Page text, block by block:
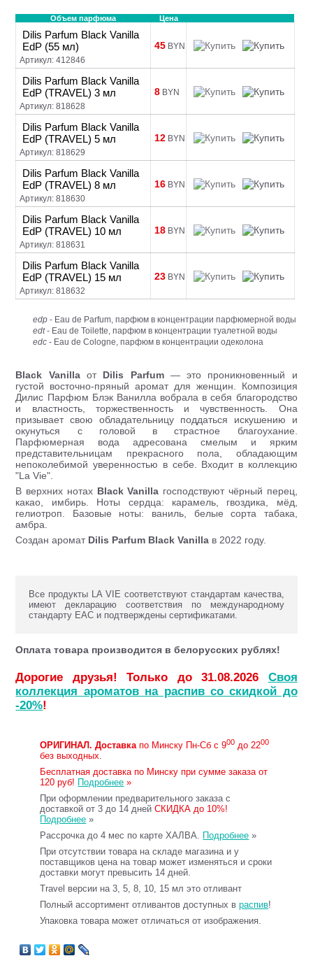
Объем парфюма Цена
Dilis Parfum Black Vanilla
EdP (55 мл)
Артикул: 412846
45 BYN
Dilis Parfum Black Vanilla
EdP (TRAVEL) 3 мл
Артикул: 818628
8 BYN
Dilis Parfum Black Vanilla
EdP (TRAVEL) 5 мл
Артикул: 818629
12 BYN
Dilis Parfum Black Vanilla
EdP (TRAVEL) 8 мл
Артикул: 818630
16 BYN
Dilis Parfum Black Vanilla
EdP (TRAVEL) 10 мл
Артикул: 818631
18 BYN
Dilis Parfum Black Vanilla
EdP (TRAVEL) 15 мл
Артикул: 818632
23 BYN
edp - Eau de Parfum, парфюм в концентрации парфюмерной воды
edt- Eau de Toilette, парфюм в концентрации туалетной воды
edc - Eau de Cologne, парфюм в концентрации одеколона
Black Vanilla от Dilis Parfum— это проникновенный и
густой восточно-пряный аромат для женщин. Композиция
Дилис Парфюм Блэк Ванилла вобрала в себя благородство
и властность, торжественность и чувственность. Она
призывает свою обладательницу поддаться искушению и
окунуться с головой в страстное благоухание.
Парфюмерная вода адресована смелым и ярким
представительницам прекрасного пола, обладающим
непоколебимой уверенностью в себе. Входит в коллекцию
"La Vie".
В верхних нотах Black Vanilla господствуют чёрный перец,
какао, имбирь. Ноты сердца: карамель, гвоздика, мёд,
гелиотроп. Базовые ноты: ваниль, белые сорта табака,
амбра.
Создан аромат Dilis Parfum Black Vanilla в 2022 году.
Все продукты LA VIE соответствуют стандартам качества,
имеют декларацию соответствия по международному
стандарту ЕАС и подтверждены сертификатами.
Оплата товара производится в белорусских рублях!
Дорогие друзья! Только до 31.08.2026 Своя
коллекция ароматов на распив со скидкой до
-20%!
ОРИГИНАЛ. Доставкапо Минску Пн-Сб с 900 до 2200
без выходных.
Бесплатная доставка по Минску при сумме заказа от
120 руб! Подробнее »
При оформлении предварительного заказа с
доставкой от 3 до 14 днейСКИДКА до 10%!
Подробнее »
Рассрочка до 4 мес по карте ХАЛВА. Подробнее »
При отсутствии товара на складе магазина и у
поставщиков цена на товар может изменяться и сроки
доставки могут превысить 14 дней.
Travel версии на 3, 5, 8, 10, 15 мл это отливант
Полный ассортимент отливантов доступных враспив!
Упаковка товара может отличаться от изображения.